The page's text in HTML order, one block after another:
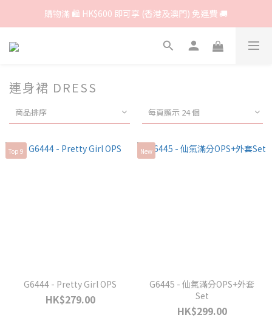
購物滿 🛍 HK$600 即可享 (香港及澳門) 免運費 🚚
連身裙 DRESS
商品排序 每頁顯示 24 個
Top 9
G6444 - Pretty Girl OPS
HK$279.00
New
G6445 - 仙氣滿分OPS+外套
Set
HK$299.00